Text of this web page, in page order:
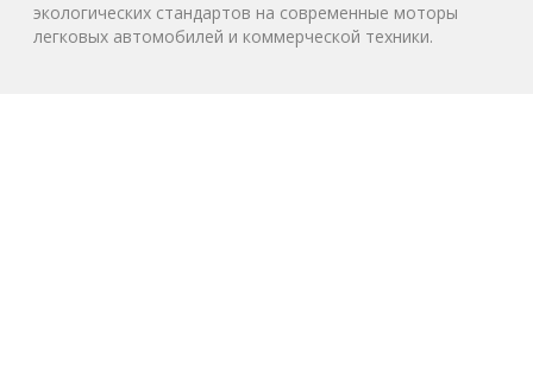
экологических стандартов на современные моторы
легковых автомобилей и коммерческой техники.